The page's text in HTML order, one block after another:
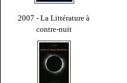
2007 - La Littérature à
contre-nuit